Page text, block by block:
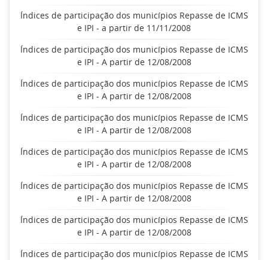
Índices de participação dos municípios Repasse de ICMS
e IPI - a partir de 11/11/2008
Índices de participação dos municípios Repasse de ICMS
e IPI - A partir de 12/08/2008
Índices de participação dos municípios Repasse de ICMS
e IPI - A partir de 12/08/2008
Índices de participação dos municípios Repasse de ICMS
e IPI - A partir de 12/08/2008
Índices de participação dos municípios Repasse de ICMS
e IPI - A partir de 12/08/2008
Índices de participação dos municípios Repasse de ICMS
e IPI - A partir de 12/08/2008
Índices de participação dos municípios Repasse de ICMS
e IPI - A partir de 12/08/2008
Índices de participação dos municípios Repasse de ICMS